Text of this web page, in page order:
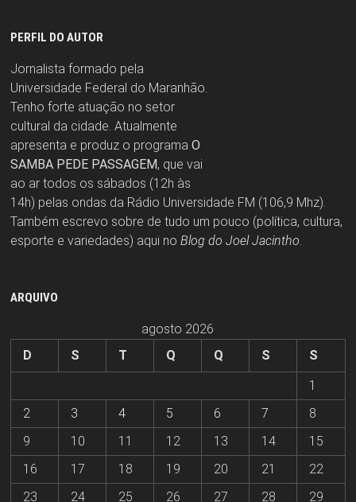
PERFIL DO AUTOR
Jornalista formado pela
Universidade Federal do Maranhão.
Tenho forte atuação no setor
cultural da cidade. Atualmente
apresenta e produz o programa O
SAMBA PEDE PASSAGEM, que vai
ao ar todos os sábados (12h às
14h) pelas ondas da Rádio Universidade FM (106,9 Mhz).
Também escrevo sobre de tudo um pouco (política, cultura,
esporte e variedades) aqui no Blog do Joel Jacintho
ARQUIVO
agosto 2026
D
S T Q Q S
S
1
2
3 4 5 6 7
8
9
10 11 12 13 14
15
16
17 18 19 20 21
22
23
24 25 26 27 28 29